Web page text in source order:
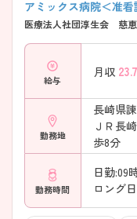
アミックス病院＜准看
医療法人社団淳生会 慈
給与
月収 23.7
勤務地
長崎県
ＪＲ長
歩8分
勤務時間
日勤:09
ロング日